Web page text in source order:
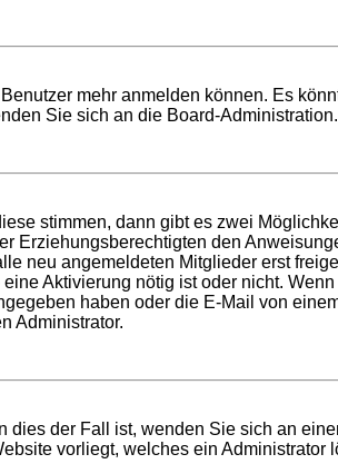
mehr anmelden können. Es
Sie sich an die Board-Administration.
stimmen, dann gibt es zwei
Erziehungsberechtigten den
neu angemeldeten Mitglieder erst
Aktivierung nötig ist oder nicht.
haben oder die E-Mail von
Administrator.
der Fall ist, wenden Sie sich an
vorliegt, welches ein Administrator